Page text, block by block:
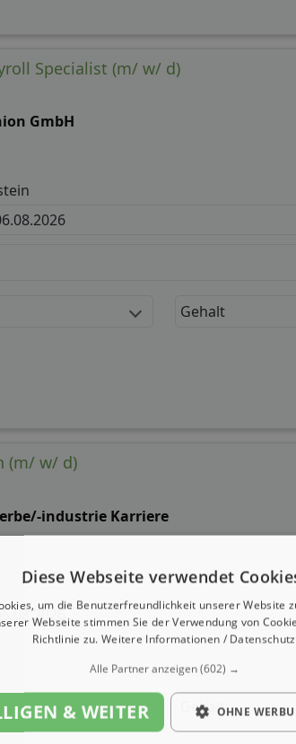
Specialist (m/ w/ d)
GmbH
Gehalt
(m/ w/ d)
industrie Karriere
Gehalt
Diese Webseite verwendet
um die Benutzerfreundlichkeit unserer Website
Webseite stimmen Sie der Verwendung von
Richtlinie zu. Weitere Informationen / Datenschutz
Alle Partner anzeigen(602) →
& WEITER OHNE